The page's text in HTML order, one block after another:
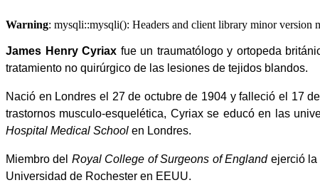
Warning: mysqli::mysqli(): Headers and client library minor version
James Henry Cyriax fue un traumatólogo y ortopeda
tratamiento no quirúrgico de las lesiones de tejidos blandos.
Nació en Londres el 27 de octubre de 1904 y falleció el 17
trastornos musculo-esquelética, Cyriax se educó en las
Hospital Medical School en Londres.
Miembro del Royal College of Surgeons of Englandejerció la
Universidad de Rochester en EEUU.